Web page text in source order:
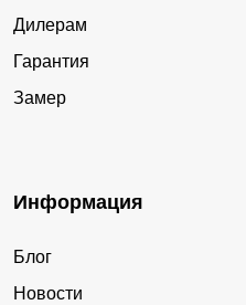
Дилерам
Гарантия
Замер
Информация
Блог
Новости